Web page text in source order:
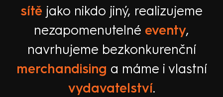
sítě jako nikdo jiný, realizujeme
nezapomenutelné eventy,
navrhujeme bezkonkurenční
merchandising a máme i vlastní
vydavatelství.